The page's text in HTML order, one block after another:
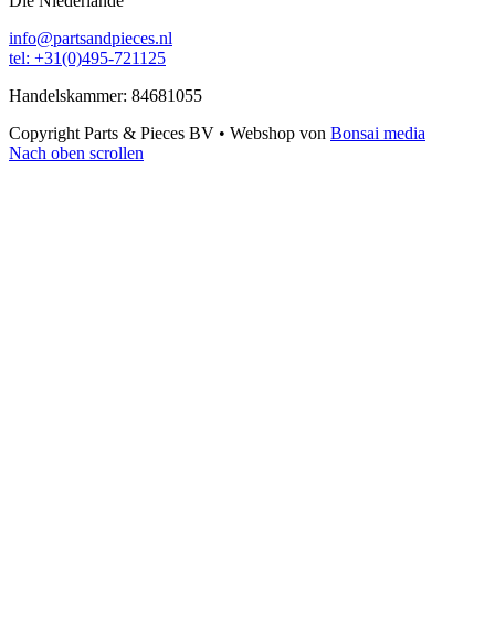
info@partsandpieces.nl
tel: +31(0)495-721125
Handelskammer: 84681055
Copyright Parts & Pieces BV • Webshop von Bonsai media
Nach oben scrollen